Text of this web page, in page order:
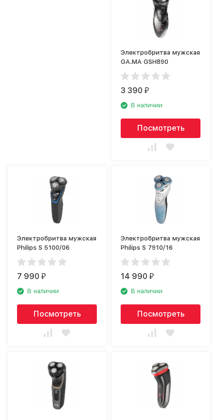
Электробритва мужская
GA.MA GSH890
3 390₽
В наличии
Посмотреть
Электробритва мужская
Philips S 5100/06
7 990₽
В наличии
Посмотреть
Электробритва мужская
Philips S 7910/16
14 990₽
В наличии
Посмотреть